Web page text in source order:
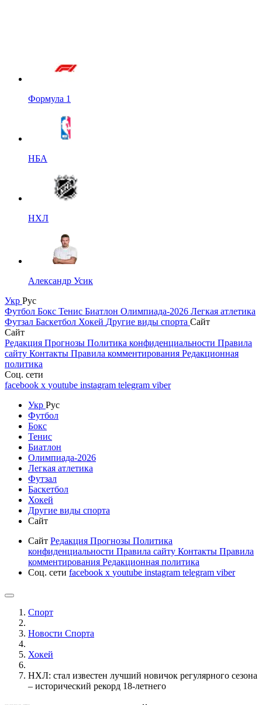
Формула 1
НБА
НХЛ
Александр Усик
Укр Рус
Футбол Бокс Тенис Биатлон Олимпиада-2026 Легкая атлетика
Футзал Баскетбол Хокей Другие виды спорта Сайт
Сайт
Редакция Прогнозы Политика конфиденциальности Правила
сайту Контакты Правила комментирования Редакционная
политика
Соц. сети
facebook x youtube instagram telegram viber
Укр Рус
Футбол
Бокс
Тенис
Биатлон
Олимпиада-2026
Легкая атлетика
Футзал
Баскетбол
Хокей
Другие виды спорта
Сайт
Сайт Редакция Прогнозы Политика
конфиденциальности Правила сайту Контакты Правила
комментирования Редакционная политика
Соц. сети facebook x youtube instagram telegram viber
Спорт
Новости Cпорта
Хокей
НХЛ: стал известен лучший новичок регулярного сезона
– исторический рекорд 18-летнего